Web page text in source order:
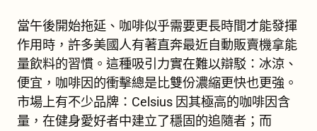
當午後開始拖延、咖啡似乎需要更長時間才能發揮
作用時，許多美國人有著直奔最近自動販賣機拿能
量飲料的習慣。這種吸引力實在難以辯駁：冰涼、
便宜，咖啡因的衝擊總是比雙份濃縮更快也更強。
市場上有不少品牌：Celsius 因其極高的咖啡因含
量，在健身愛好者中建立了穩固的追隨者；而